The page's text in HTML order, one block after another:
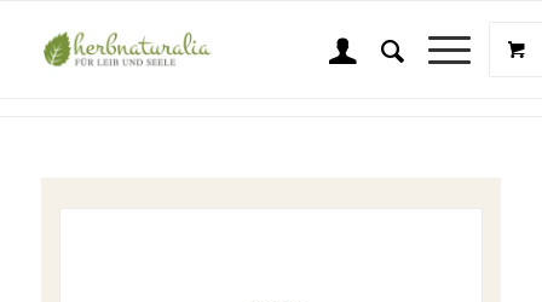
Shop
Sie sind hier: Startseite Wellness & Beauty
Ashleigh & Burwood